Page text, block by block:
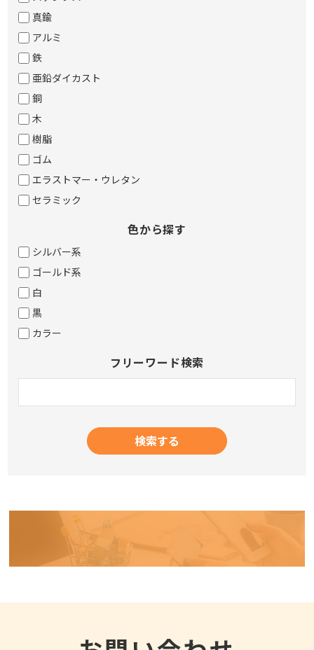
真鍮
アルミ
鉄
亜鉛ダイカスト
銅
木
樹脂
ゴム
エラストマー・ウレタン
セラミック
色から探す
シルバー系
ゴールド系
白
黒
カラー
フリーワード検索